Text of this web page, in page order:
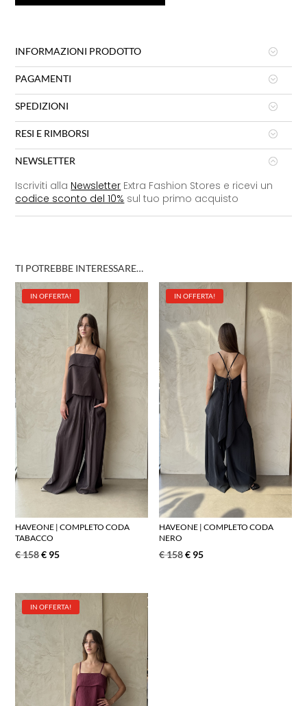
INFORMAZIONI PRODOTTO
PAGAMENTI
SPEDIZIONI
RESI E RIMBORSI
NEWSLETTER
Iscriviti alla Newsletter Extra Fashion Stores e ricevi un
codice sconto del 10% sul tuo primo acquisto
TI POTREBBE INTERESSARE…
IN OFFERTA!
HAVEONE | COMPLETO CODA
TABACCO
€158€ 95
IN OFFERTA!
HAVEONE | COMPLETO CODA
NERO
€158€ 95
IN OFFERTA!